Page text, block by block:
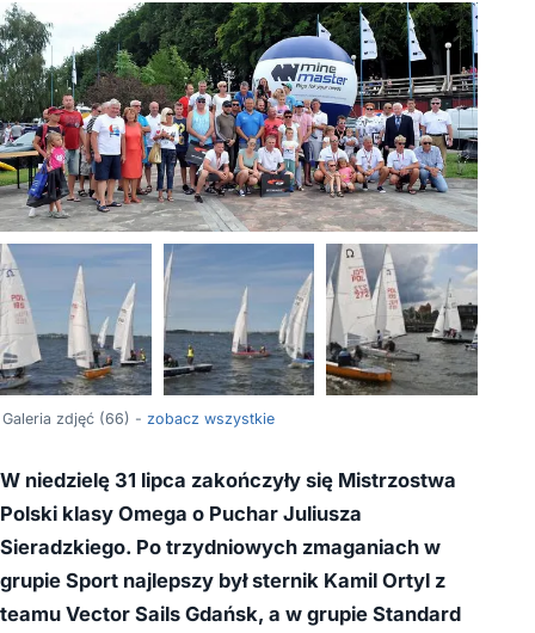
Galeria zdjęć (66) - zobacz wszystkie
W niedzielę 31 lipca zakończyły się Mistrzostwa
Polski klasy Omega o Puchar Juliusza
Sieradzkiego. Po trzydniowych zmaganiach w
grupie Sport najlepszy był sternik Kamil Ortyl z
teamu Vector Sails Gdańsk, a w grupie Standard